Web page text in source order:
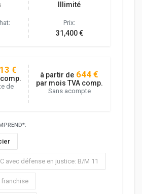
Illimité
Prix:
31,400 €
€
de
à partir de 644 €
par mois TVA comp.
Sans acompte
avec défense en justice: B/M 11
franchise